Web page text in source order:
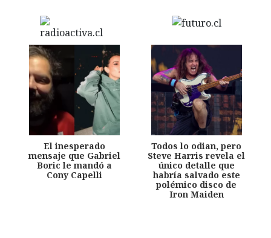
El inesperado
mensaje que Gabriel
Boric le mandó a
Cony Capelli
Todos lo odian, pero
Steve Harris revela el
único detalle que
habría salvado este
polémico disco de
Iron Maiden